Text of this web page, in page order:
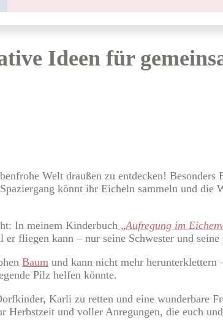
Ideen für
Welt draußen zu entdecken!
könnt ihr Eicheln sammeln und die
In meinem Kinderbuch „Aufregung im
fliegen kann – nur seine Schwester und
Baum und kann nicht mehr
Pilz helfen könnte.
Karli zu retten und eine wunderbare
Herbstzeit und voller Anregungen, die euch